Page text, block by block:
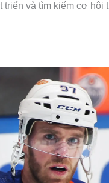
và tìm kiếm cơ